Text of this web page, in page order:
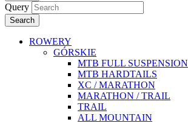
Query
Search
ROWERY
GÓRSKIE
MTB FULL SUSPENSION
MTB HARDTAILS
XC / MARATHON
MARATHON / TRAIL
TRAIL
ALL MOUNTAIN